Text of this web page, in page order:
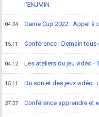
l'ENJMIN
04.04 Game Cup 2022 : Appel à
15.11 Conférence : Demain
04.12 Les ateliers du jeu vidéo -
15.11 Du son et des jeux vidéo :
27.07 Conférence apprendre et